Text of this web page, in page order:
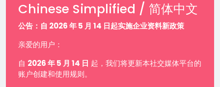
Chinese Simplified / 简体中文
公告：自 2026 年 5 月 14 日起实施企业资料新政策
亲爱的用户：
自 2026 年 5 月 14 日 起，我们将更新本社交媒体平台的
账户创建和使用规则。